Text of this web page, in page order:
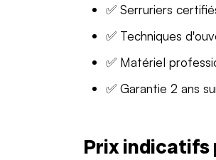
✅ Serruriers
✅ Techniques
✅ Matériel
✅ Garantie 2 ans
Prix indicatifs